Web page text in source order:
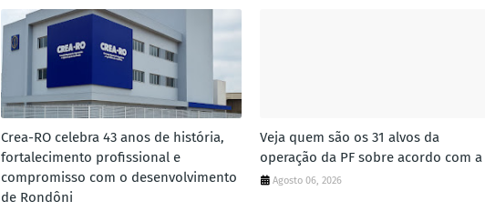
Crea-RO celebra 43 anos de história,
fortalecimento profissional e
compromisso com o desenvolvimento
de Rondôni
Veja quem são os 31 alvos da
operação da PF sobre acordo com a
Agosto 06, 2026